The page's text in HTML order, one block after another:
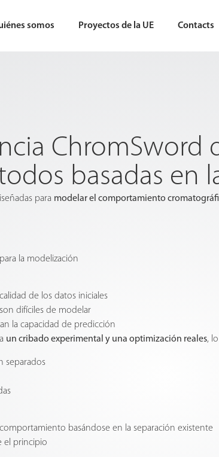
somos Proyectos de la UE Contacts
ChromSword
basadas en
para modelar el comportamiento
la modelización
de los datos iniciales
difíciles de modelar
la capacidad de predicción
un cribado experimental y una optimización reales,
separados
basándose en la separación existente
el principio